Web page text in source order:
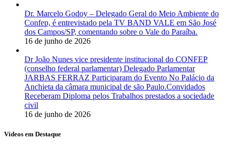
Dr. Marcelo Godoy – Delegado Geral do Meio Ambiente do
Confep, é entrevistado pela TV BAND VALE em São José
dos Campos/SP, comentando sobre o Vale do Paraíba.
16 de junho de 2026
Dr João Nunes vice presidente institucional do CONFEP
(conselho federal parlamentar) Delegado Parlamentar
JARBAS FERRAZ Participaram do Evento No Palácio da
Anchieta da câmara municipal de são Paulo.Convidados
Receberam Diploma pelos Trabalhos prestados a sociedade
civil
16 de junho de 2026
Vídeos em Destaque